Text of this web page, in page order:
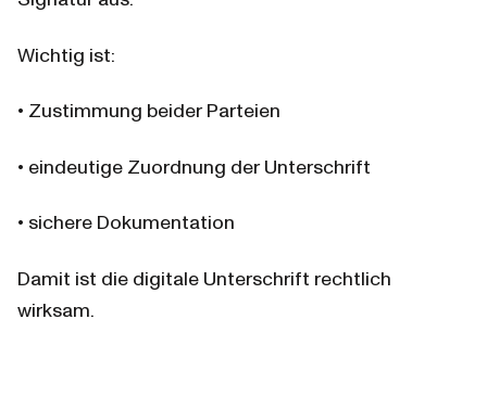
Wichtig ist:
• Zustimmung beider Parteien
• eindeutige Zuordnung der Unterschrift
• sichere Dokumentation
Damit ist die digitale Unterschrift rechtlich
wirksam.